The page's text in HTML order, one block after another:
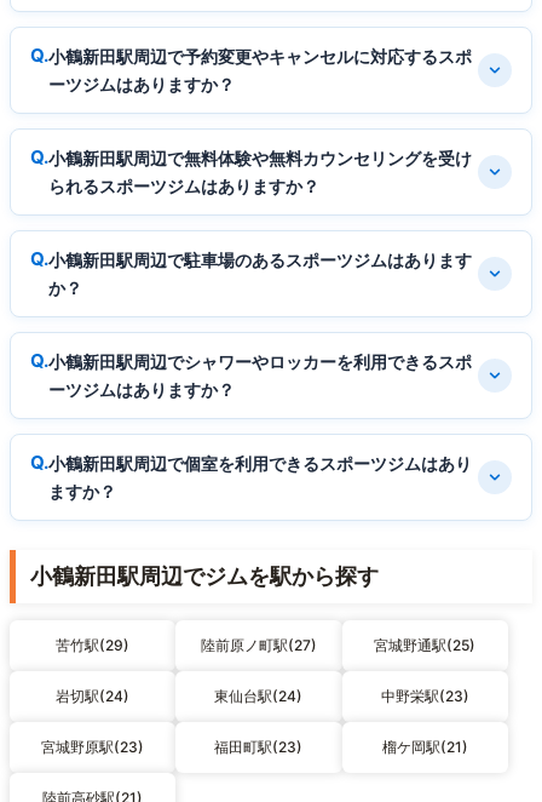
小鶴新田駅周辺で予約変更やキャンセルに対応するスポ
ーツジムはありますか？
小鶴新田駅周辺で無料体験や無料カウンセリングを受け
られるスポーツジムはありますか？
小鶴新田駅周辺で駐車場のあるスポーツジムはあります
か？
小鶴新田駅周辺でシャワーやロッカーを利用できるスポ
ーツジムはありますか？
小鶴新田駅周辺で個室を利用できるスポーツジムはあり
ますか？
小鶴新田駅周辺でジムを駅から探す
苦竹駅(29) 陸前原ノ町駅(27) 宮城野通駅(25)
岩切駅(24) 東仙台駅(24) 中野栄駅(23)
宮城野原駅(23) 福田町駅(23) 榴ケ岡駅(21)
陸前高砂駅(21)